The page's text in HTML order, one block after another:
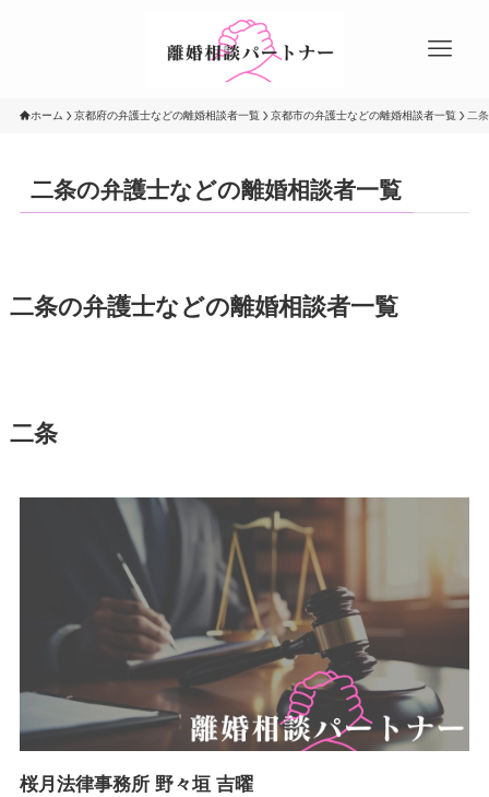
ホーム 京都府の弁護士などの離婚相談者一覧 京都市の弁護士などの離婚相談者一覧 二
二条の弁護士などの離婚相談者一覧
二条の弁護士などの離婚相談者一覧
二条
桜月法律事務所 野々垣 吉曜